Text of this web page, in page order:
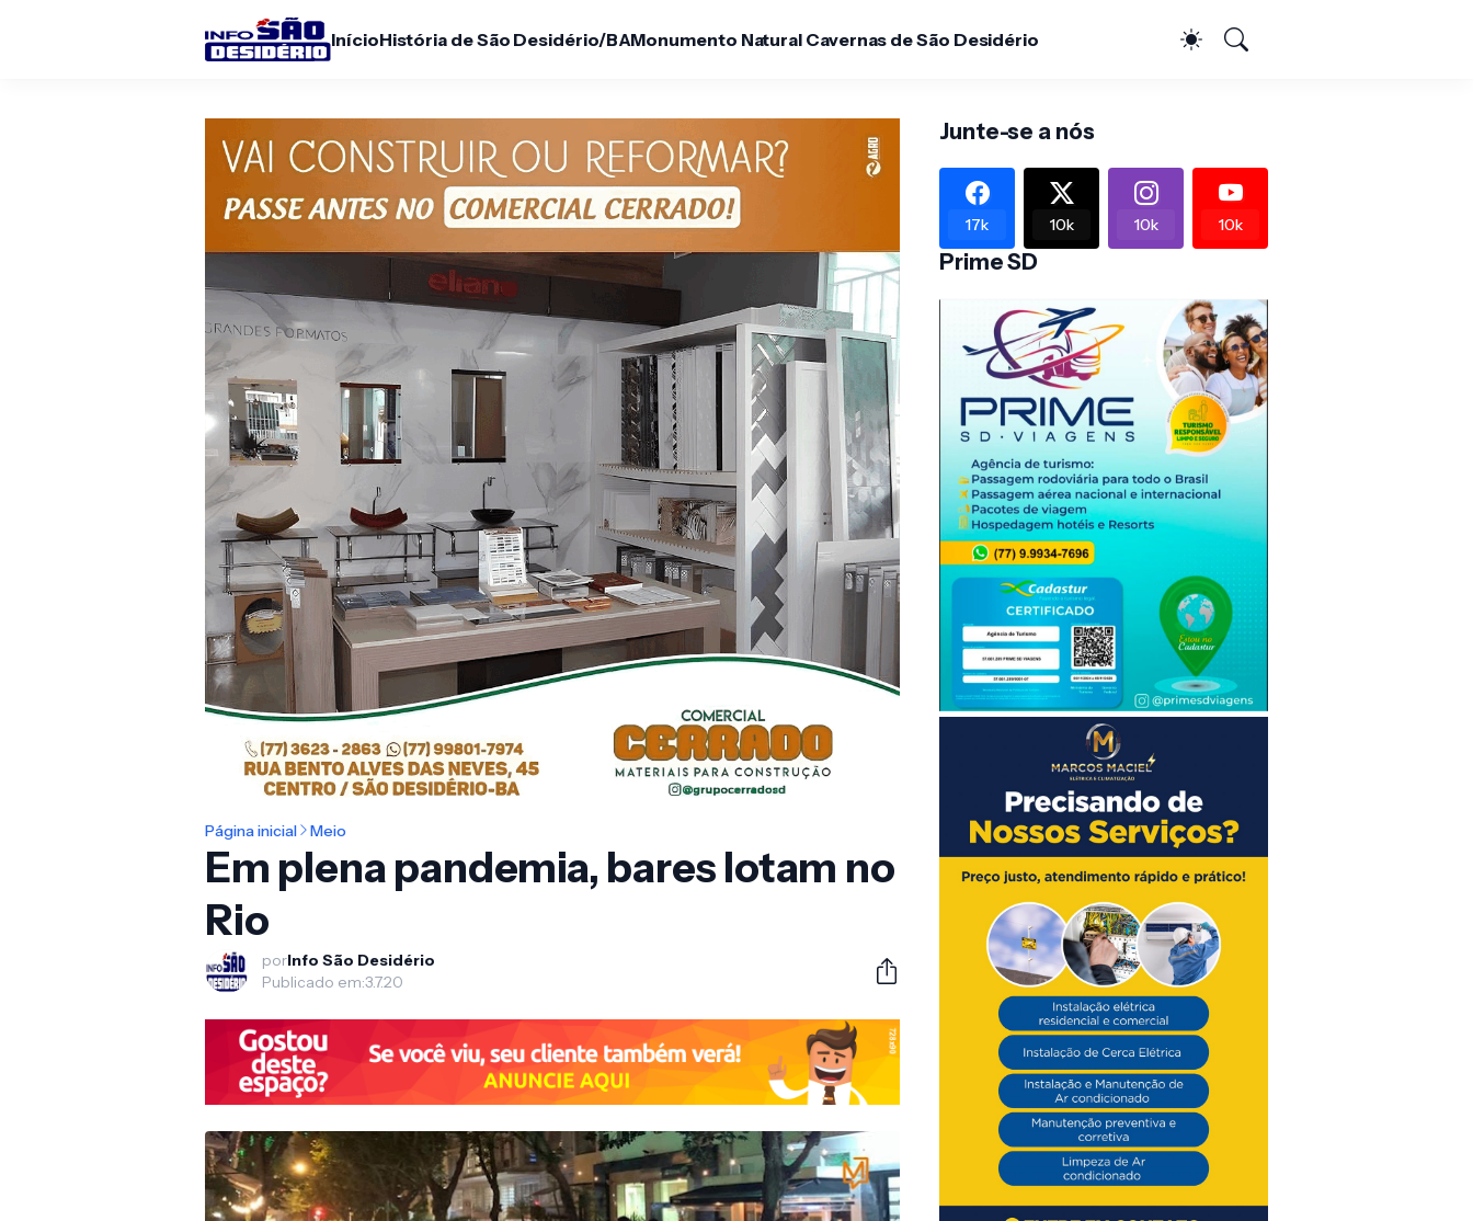
InícioHistória de São Desidério/BAMonumento Natural Cavernas de São Desidério
Página inicial Meio
Em plena pandemia, bares lotam no
Rio
porInfo São Desidério
Publicado em:3.7.20
Junte-se a nós
17k 10k 10k 10k
Prime SD